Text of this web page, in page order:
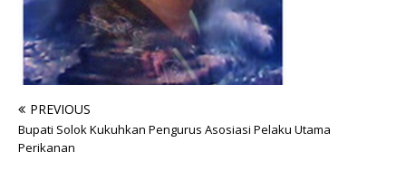
PREVIOUS
Bupati Solok Kukuhkan Pengurus Asosiasi Pelaku Utama
Perikanan